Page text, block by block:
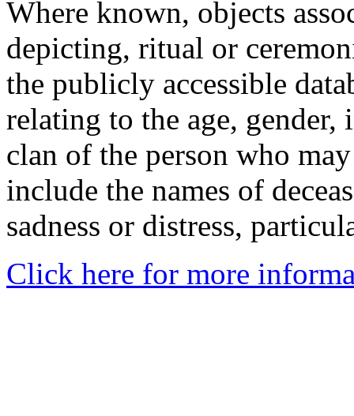
Where known, objects
depicting, ritual or
the publicly accessible
relating to the age,
clan of the person who
include the names of
sadness or distress,
Click here for more